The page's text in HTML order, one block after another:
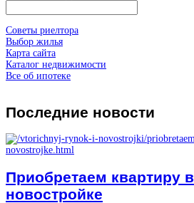
Советы риелтора
Выбор жилья
Карта сайта
Каталог недвижимости
Все об ипотеке
Последние новости
Приобретаем квартиру в
новостройке